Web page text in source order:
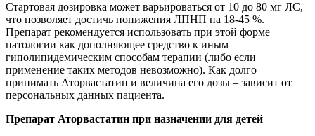
Стартовая дозировка может варьироваться от 10 до 80 мг ЛС,
что позволяет достичь понижения ЛПНП на 18-45 %.
Препарат рекомендуется использовать при этой форме
патологии как дополняющее средство к иным
гиполипидемическим способам терапии (либо если
применение таких методов невозможно). Как долго
принимать Аторвастатин и величина его дозы – зависит от
персональных данных пациента.
Препарат Аторвастатин при назначении для детей